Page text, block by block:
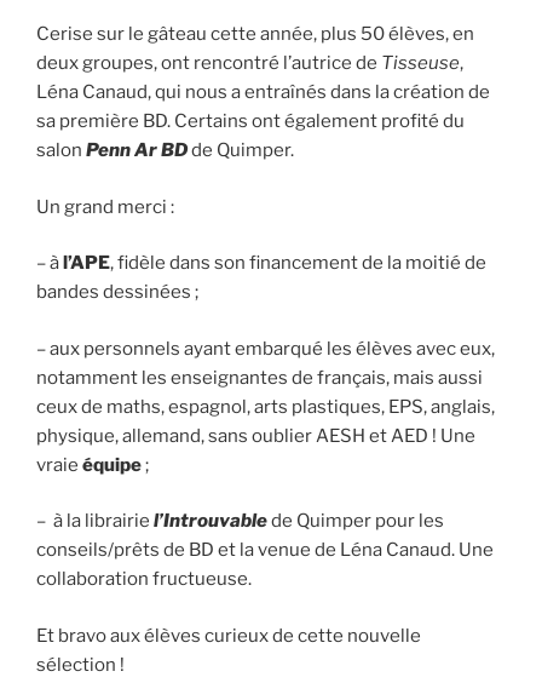
Cerise sur le gâteau cette année, plus 50 élèves, en
deux groupes, ont rencontré l’autrice de Tisseuse,
Léna Canaud, qui nous a entraînés dans la création de
sa première BD. Certains ont également profité du
salon Penn Ar BDde Quimper.
Un grand merci :
– àl’APE, fidèle dans son financement de la moitié de
bandes dessinées ;
– aux personnels ayant embarqué les élèves avec eux,
notamment les enseignantes de français, mais aussi
ceux de maths, espagnol, arts plastiques, EPS, anglais,
physique, allemand, sans oublier AESH et AED ! Une
vraie équipe;
– à la librairie l’Introuvablede Quimper pour les
conseils/prêts de BD et la venue de Léna Canaud. Une
collaboration fructueuse.
Et bravo aux élèves curieux de cette nouvelle
sélection !